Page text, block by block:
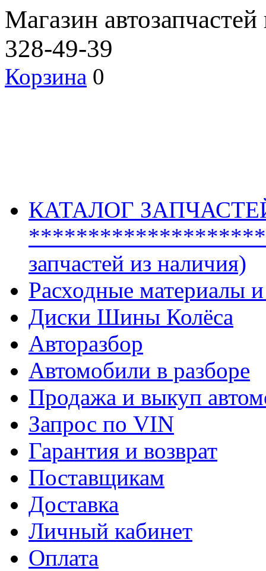
Магазин
328-49-39
Корзина 0
КАТАЛОГ
запчастей из наличия)
Расходные материалы
Диски Шины Колёса
Авторазбор
Автомобили в разборе
Продажа и выкуп
Запрос по VIN
Гарантия и возврат
Поставщикам
Доставка
Личный кабинет
Оплата